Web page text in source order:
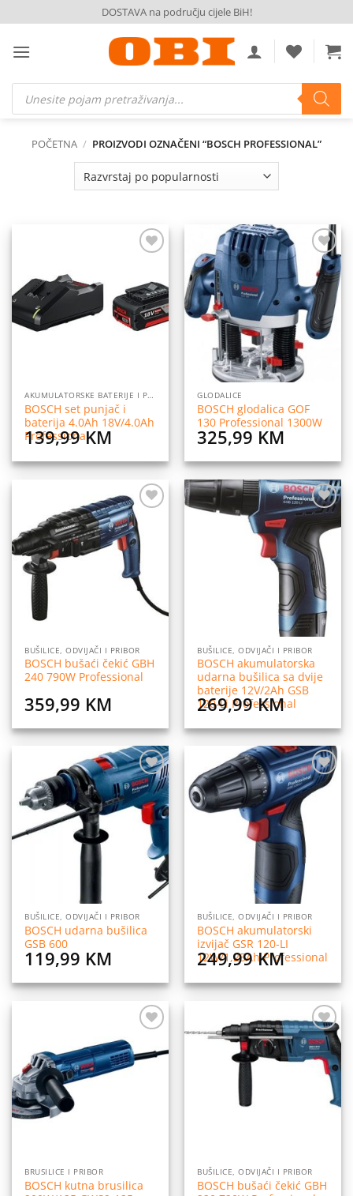
to
content
DOSTAVA na području cijele BiH!
Products
search
POČETNA / PROIZVODI OZNAČENI “BOSCH PROFESSIONAL”
listu
želja
AKUMULATORSKE BATERIJE I PUNJAČI
BOSCH set punjač i
baterija 4.0Ah 18V/4.0Ah
Professional
139,99KM
Dodaj
na
listu
želja
GLODALICE
BOSCH glodalica GOF
130 Professional 1300W
325,99 KM
Dodaj
listu
BUŠILICE, ODVIJAČI I PRIBOR
BOSCH bušaći čekić GBH
240 790W Professional
359,99 KM
Dodaj
na
listu
želja
BUŠILICE, ODVIJAČI I PRIBOR
BOSCH akumulatorska
udarna bušilica sa dvije
baterije 12V/2Ah GSB
120-Li Professional
269,99KM
Dodaj
na
listu
želja
BUŠILICE, ODVIJAČI I PRIBOR
BOSCH udarna bušilica
GSB 600
119,99 KM
Dodaj
BUŠILICE, ODVIJAČI I PRIBOR
BOSCH akumulatorski
izvijač GSR 120-LI
12W/1,25Ah Professional
249,99KM
na
listu
BRUSILICE I PRIBOR
BOSCH kutna brusilica
Dodaj
na
listu
želja
BUŠILICE, ODVIJAČI I PRIBOR
BOSCH bušaći čekić GBH